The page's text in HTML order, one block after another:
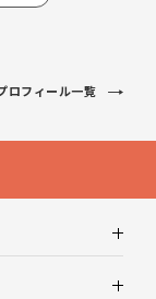
ロフィール一覧